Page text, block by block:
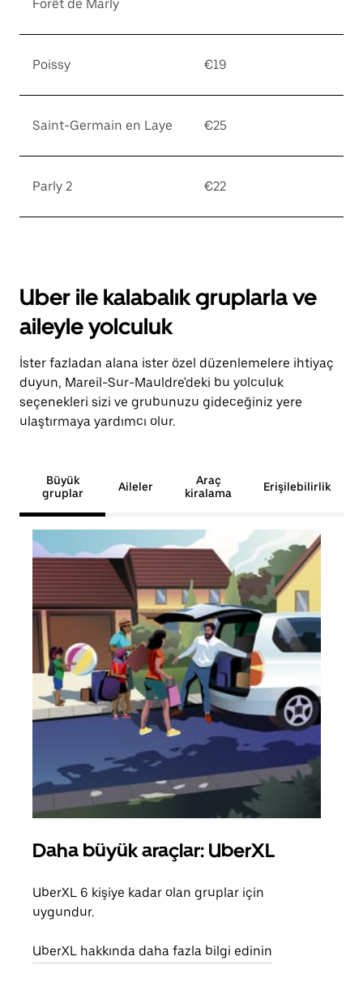
Forêt de Marly
Poissy €19
Saint-Germain en Laye €25
Parly 2 €22
Uber ile kalabalık gruplarla ve
aileyle yolculuk
İster fazladan alana ister özel düzenlemelere ihtiyaç
duyun, Mareil-Sur-Mauldre'deki bu yolculuk
seçenekleri sizi ve grubunuzu gideceğiniz yere
ulaştırmaya yardımcı olur.
Büyük
gruplar
Aileler
Araç
kiralama
Erişilebilirlik
Daha büyük araçlar: UberXL
UberXL 6 kişiye kadar olan gruplar için
uygundur.
UberXL hakkında daha fazla bilgi edinin